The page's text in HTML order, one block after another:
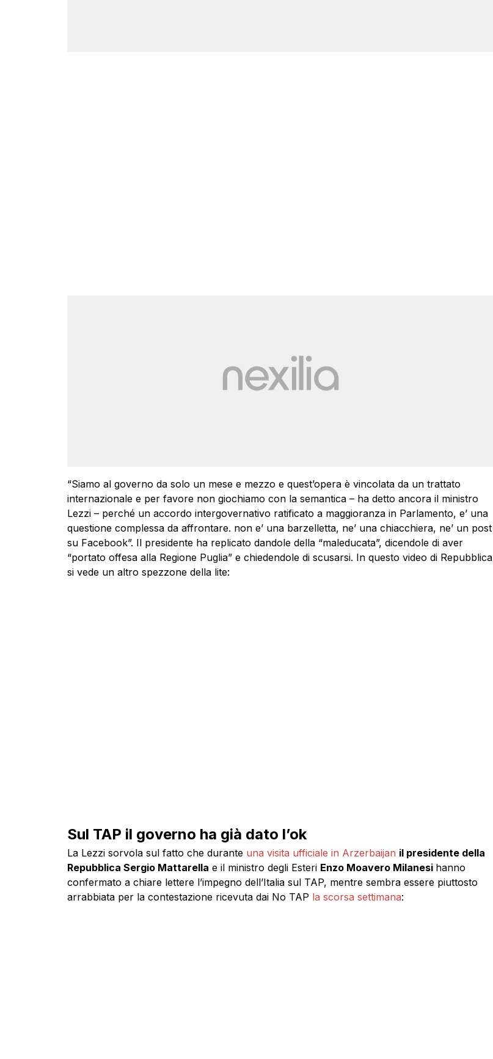
“Siamo al governo da solo un mese e mezzo e quest’opera è vincolata da un trattato
internazionale e per favore non giochiamo con la semantica – ha detto ancora il ministro
Lezzi – perché un accordo intergovernativo ratificato a maggioranza in Parlamento, e’ una
questione complessa da affrontare. non e’ una barzelletta, ne’ una chiacchiera, ne’ un post
su Facebook”. Il presidente ha replicato dandole della “maleducata”, dicendole di aver
“portato offesa alla Regione Puglia” e chiedendole di scusarsi. In questo video di Repubblica
si vede un altro spezzone della lite:
Sul TAP il governo ha già dato l’ok
La Lezzi sorvola sul fatto che durante una visita ufficiale in Arzerbaijan il presidente della
Repubblica Sergio Mattarella e il ministro degli Esteri Enzo Moavero Milanesi hanno
confermato a chiare lettere l’impegno dell’Italia sul TAP, mentre sembra essere piuttosto
arrabbiata per la contestazione ricevuta dai No TAP la scorsa settimana: